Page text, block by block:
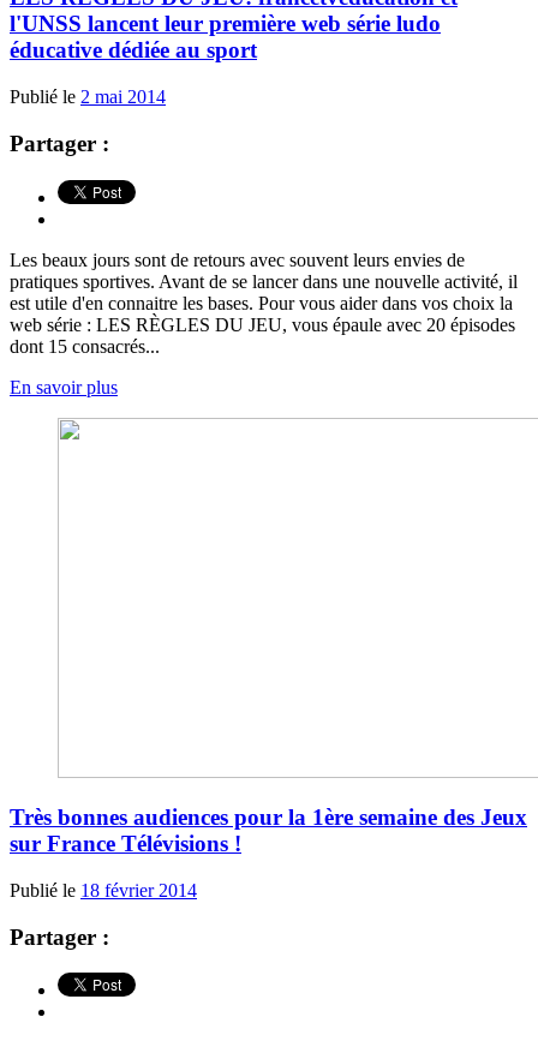
l'UNSS lancent leur première web série ludo
éducative dédiée au sport
Publié le 2 mai 2014
Partager :
Les beaux jours sont de retours avec souvent leurs envies de
pratiques sportives. Avant de se lancer dans une nouvelle activité, il
est utile d'en connaitre les bases. Pour vous aider dans vos choix la
web série : LES RÈGLES DU JEU, vous épaule avec 20 épisodes
dont 15 consacrés...
En savoir plus
Très bonnes audiences pour la 1ère semaine des Jeux
sur France Télévisions !
Publié le 18 février 2014
Partager :